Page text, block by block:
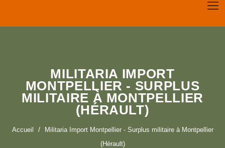
MILITARIA IMPORT
MONTPELLIER - SURPLUS
MILITAIRE À MONTPELLIER
(HÉRAULT)
Accueil
Militaria Import Montpellier - Surplus militaire à Montpellier
(Hérault)